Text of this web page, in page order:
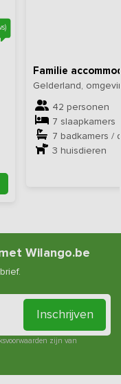
Familie
Gelderland,
42 personen
7 slaapkamers
7 badkamers /
3 huisdieren
Wilango.be
Inschrijven
zijn van